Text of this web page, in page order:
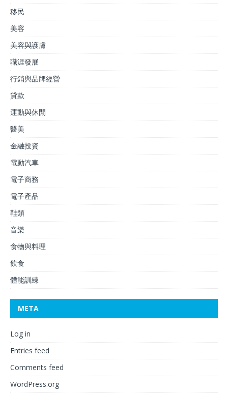
移民
美容
美容與護膚
職涯發展
行銷與品牌經營
貸款
運動與休閒
醫美
金融投資
電動汽車
電子商務
電子產品
鞋類
音樂
食物與料理
飲食
體能訓練
META
Log in
Entries feed
Comments feed
WordPress.org